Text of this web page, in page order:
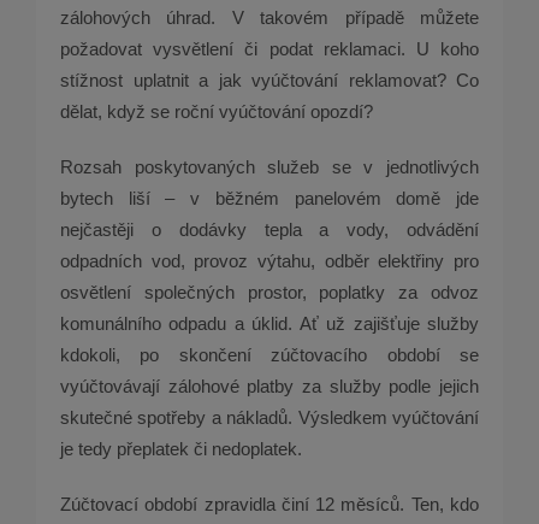
zálohových úhrad. V takovém případě můžete
požadovat vysvětlení či podat reklamaci. U koho
stížnost uplatnit a jak vyúčtování reklamovat? Co
dělat, když se roční vyúčtování opozdí?
Rozsah poskytovaných služeb se v jednotlivých
bytech liší – v běžném panelovém domě jde
nejčastěji o dodávky tepla a vody, odvádění
odpadních vod, provoz výtahu, odběr elektřiny pro
osvětlení společných prostor, poplatky za odvoz
komunálního odpadu a úklid. Ať už zajišťuje služby
kdokoli, po skončení zúčtovacího období se
vyúčtovávají zálohové platby za služby podle jejich
skutečné spotřeby a nákladů. Výsledkem vyúčtování
je tedy přeplatek či nedoplatek.
Zúčtovací období zpravidla činí 12 měsíců. Ten, kdo